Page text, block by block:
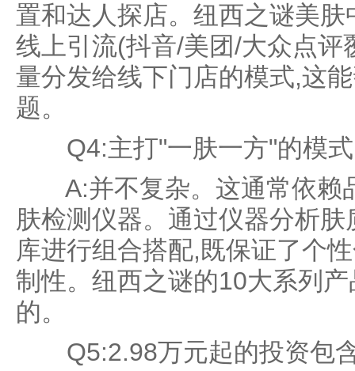
置和达人探店。纽西之谜美
线上引流(抖音/美团/大众点评
量分发给线下门店的模式,这
题。
Q4:主打"一肤一方"的模式
A:并不复杂。这通常依赖
肤检测仪器。通过仪器分析
库进行组合搭配,既保证了个
制性。纽西之谜的10大系列
的。
Q5:2.98万元起的投资包